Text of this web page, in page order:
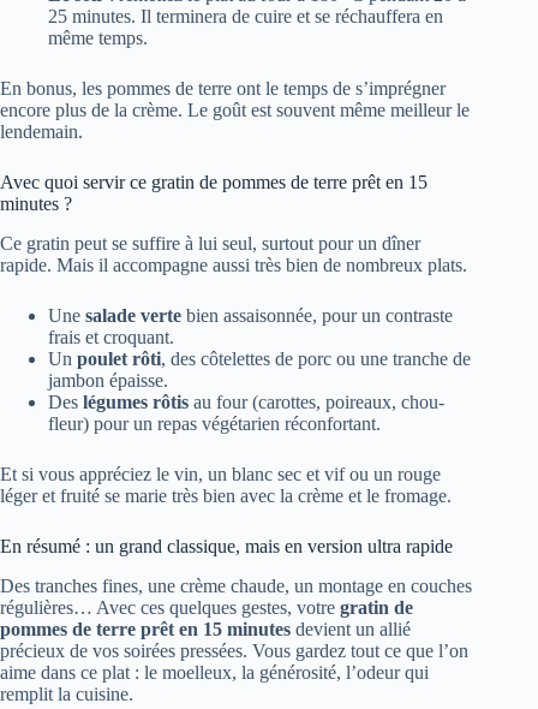
25 minutes. Il terminera de cuire et se réchauffera en
même temps.
En bonus, les pommes de terre ont le temps de s’imprégner
encore plus de la crème. Le goût est souvent même meilleur le
lendemain.
Avec quoi servir ce gratin de pommes de terre prêt en 15
minutes ?
Ce gratin peut se suffire à lui seul, surtout pour un dîner
rapide. Mais il accompagne aussi très bien de nombreux plats.
Une salade verte bien assaisonnée, pour un contraste
frais et croquant.
Un poulet rôti, des côtelettes de porc ou une tranche de
jambon épaisse.
Des légumes rôtis au four (carottes, poireaux, chou-
fleur) pour un repas végétarien réconfortant.
Et si vous appréciez le vin, un blanc sec et vif ou un rouge
léger et fruité se marie très bien avec la crème et le fromage.
En résumé : un grand classique, mais en version ultra rapide
Des tranches fines, une crème chaude, un montage en couches
régulières… Avec ces quelques gestes, votre gratin de
pommes de terre prêt en 15 minutes devient un allié
précieux de vos soirées pressées. Vous gardez tout ce que l’on
aime dans ce plat : le moelleux, la générosité, l’odeur qui
remplit la cuisine.